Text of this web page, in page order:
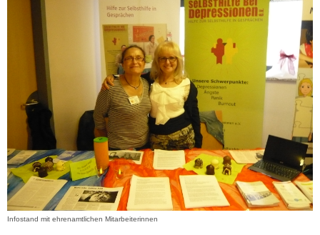
Infostand mit ehrenamtlichen Mitarbeiterinnen